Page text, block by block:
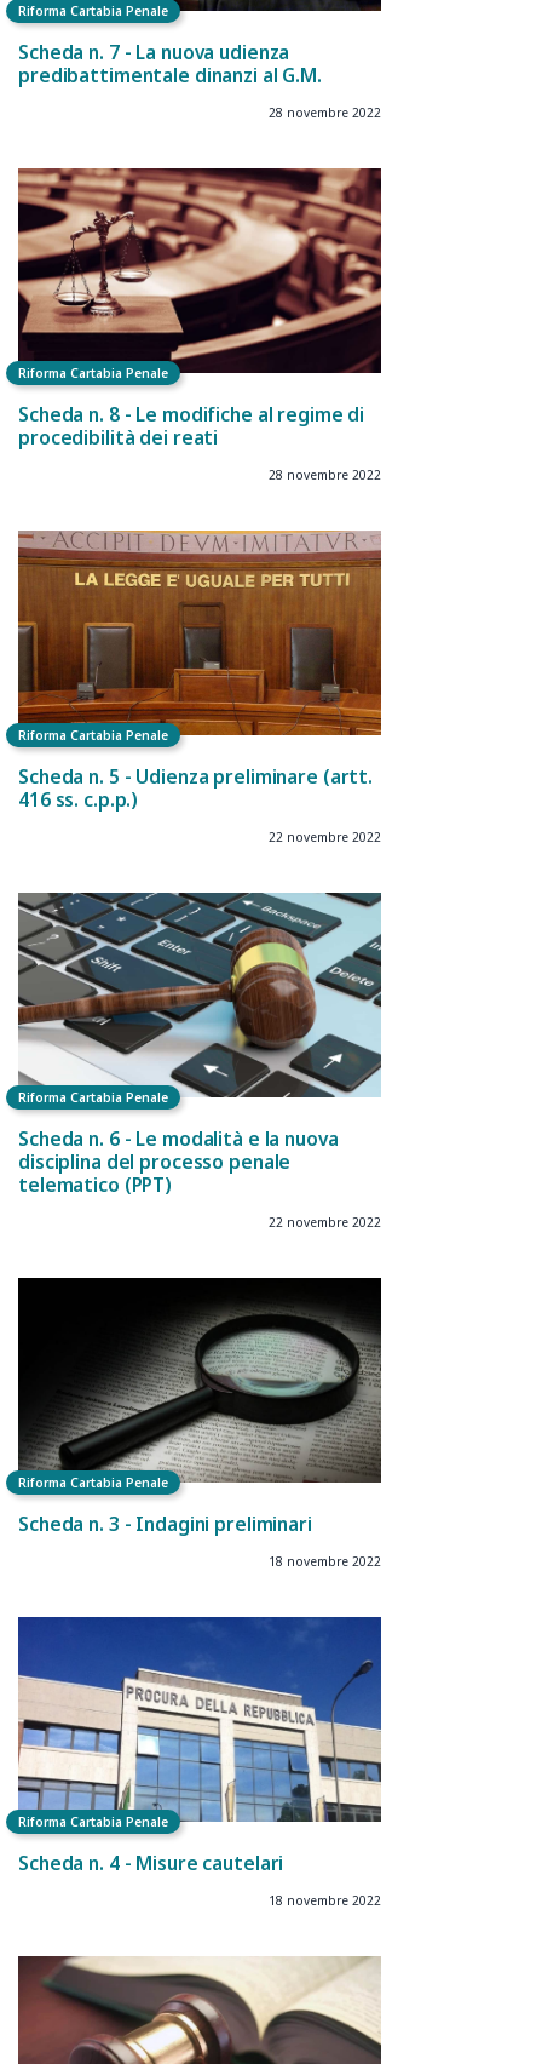
Riforma Cartabia Penale
Scheda n. 7 - La nuova udienza
predibattimentale dinanzi al G.M.
28 novembre 2022
Riforma Cartabia Penale
Scheda n. 8 - Le modifiche al regime di
procedibilità dei reati
28 novembre 2022
Riforma Cartabia Penale
Scheda n. 5 - Udienza preliminare (artt.
416 ss. c.p.p.)
22 novembre 2022
Riforma Cartabia Penale
Scheda n. 6 - Le modalità e la nuova
disciplina del processo penale
telematico (PPT)
22 novembre 2022
Riforma Cartabia Penale
Scheda n. 3 - Indagini preliminari
18 novembre 2022
Riforma Cartabia Penale
Scheda n. 4 - Misure cautelari
18 novembre 2022